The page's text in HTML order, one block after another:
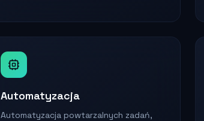
Automatyzacja
Automatyzacja powtarzalnych zadań,